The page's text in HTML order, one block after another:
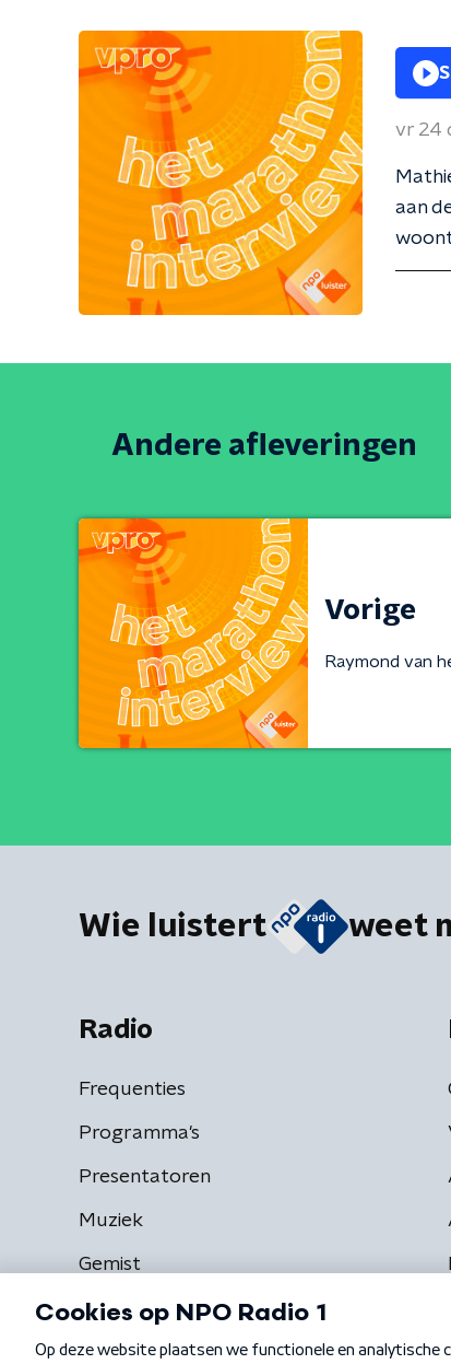
vr 24
aan
Andere afleveringen
Vorige
Raymond van
Wie luistert weet
Radio
Frequenties
Programma's
Presentatoren
Muziek
Gemist